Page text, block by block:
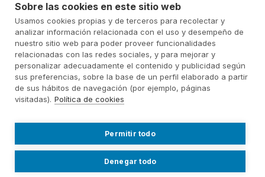
CENTROS
SERVICIOS
Menú RRSS
Política Privacidad
Política de cookies
Sobre las cookies en este sitio web
Usamos cookies propias y de terceros para recolectar y
analizar información relacionada con el uso y desempeño de
nuestro sitio web para poder proveer funcionalidades
relacionadas con las redes sociales, y para mejorar y
personalizar adecuadamente el contenido y publicidad según
sus preferencias, sobre la base de un perfil elaborado a partir
de sus hábitos de navegación (por ejemplo, páginas
visitadas). Política de cookies
Permitir todo
Denegar todo